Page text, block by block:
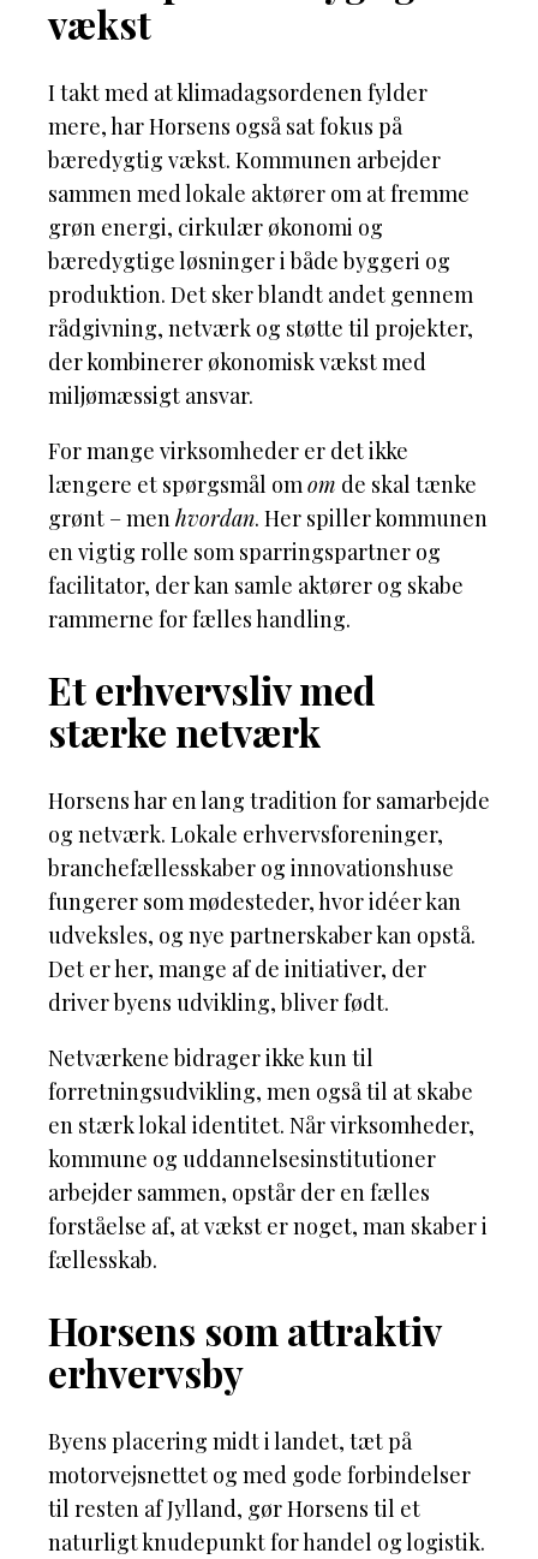
vækst
I takt med at klimadagsordenen fylder
mere, har Horsens også sat fokus på
bæredygtig vækst. Kommunen arbejder
sammen med lokale aktører om at fremme
grøn energi, cirkulær økonomi og
bæredygtige løsninger i både byggeri og
produktion. Det sker blandt andet gennem
rådgivning, netværk og støtte til projekter,
der kombinerer økonomisk vækst med
miljømæssigt ansvar.
For mange virksomheder er det ikke
længere et spørgsmål omom de skal tænke
grønt – menhvordan. Her spiller kommunen
en vigtig rolle som sparringspartner og
facilitator, der kan samle aktører og skabe
rammerne for fælles handling.
Et erhvervsliv med
stærke netværk
Horsens har en lang tradition for samarbejde
og netværk. Lokale erhvervsforeninger,
branchefællesskaber og innovationshuse
fungerer som mødesteder, hvor idéer kan
udveksles, og nye partnerskaber kan opstå.
Det er her, mange af de initiativer, der
driver byens udvikling, bliver født.
Netværkene bidrager ikke kun til
forretningsudvikling, men også til at skabe
en stærk lokal identitet. Når virksomheder,
kommune og uddannelsesinstitutioner
arbejder sammen, opstår der en fælles
forståelse af, at vækst er noget, man skaber i
fællesskab.
Horsens som attraktiv
erhvervsby
Byens placering midt i landet, tæt på
motorvejsnettet og med gode forbindelser
til resten af Jylland, gør Horsens til et
naturligt knudepunkt for handel og logistik.